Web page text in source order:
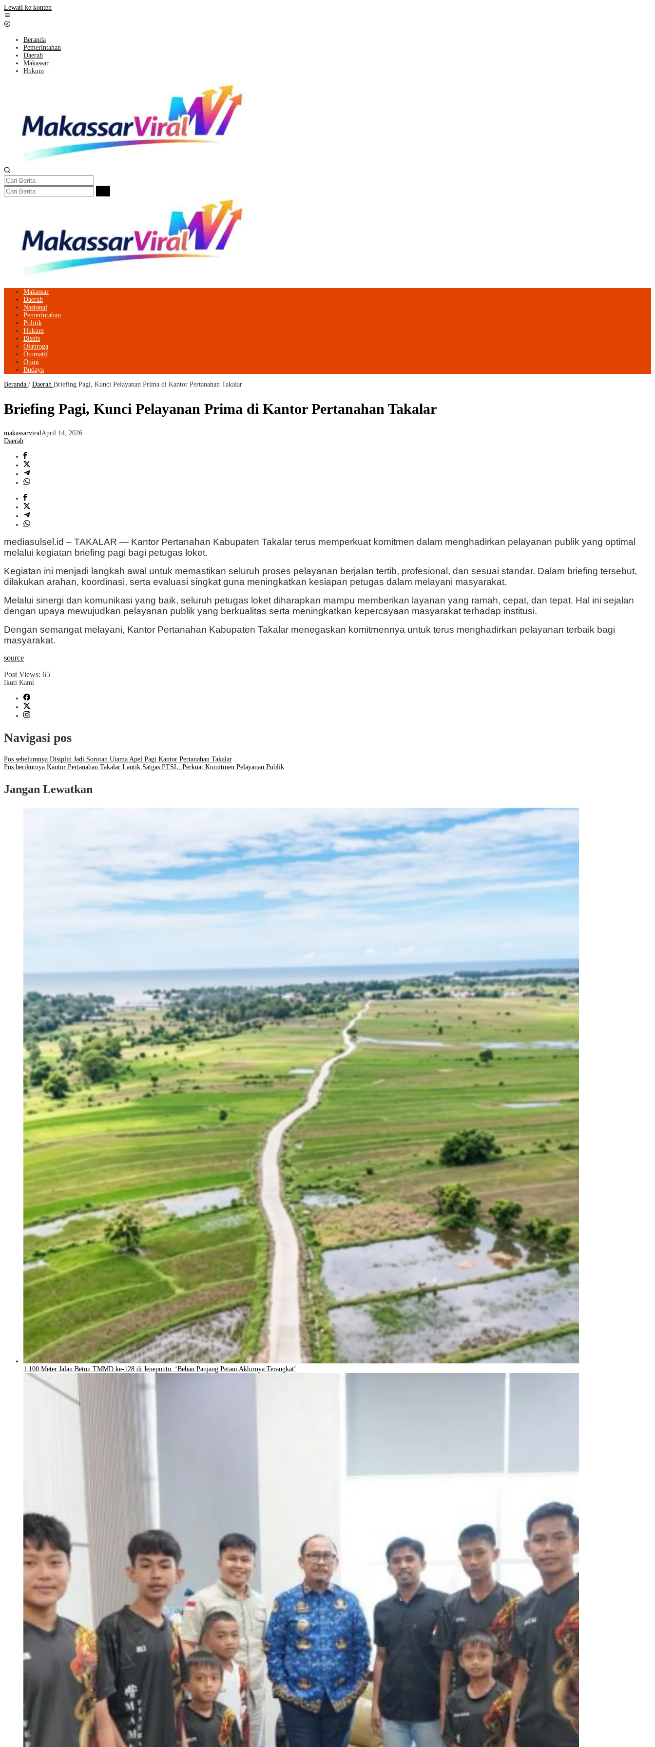
Lewati ke konten
Beranda
Pemerintahan
Daerah
Makassar
Hukum
Makassar
Daerah
Nasional
Pemerintahan
Politik
Hukum
Bisnis
Olahraga
Otomatif
Opini
Budaya
Beranda / Daerah Briefing Pagi, Kunci Pelayanan Prima di Kantor Pertanahan Takalar
Briefing Pagi, Kunci Pelayanan Prima di Kantor Pertanahan Takalar
makassarviralApril 14, 2026
Daerah
mediasulsel.id – TAKALAR — Kantor Pertanahan Kabupaten Takalar terus memperkuat komitmen dalam menghadirkan pelayanan publik yang optimal
melalui kegiatan briefing pagi bagi petugas loket.
Kegiatan ini menjadi langkah awal untuk memastikan seluruh proses pelayanan berjalan tertib, profesional, dan sesuai standar. Dalam briefing tersebut,
dilakukan arahan, koordinasi, serta evaluasi singkat guna meningkatkan kesiapan petugas dalam melayani masyarakat.
Melalui sinergi dan komunikasi yang baik, seluruh petugas loket diharapkan mampu memberikan layanan yang ramah, cepat, dan tepat. Hal ini sejalan
dengan upaya mewujudkan pelayanan publik yang berkualitas serta meningkatkan kepercayaan masyarakat terhadap institusi.
Dengan semangat melayani, Kantor Pertanahan Kabupaten Takalar menegaskan komitmennya untuk terus menghadirkan pelayanan terbaik bagi
masyarakat.
source
Post Views: 65
Ikuti Kami
Navigasi pos
Pos sebelumnya Disiplin Jadi Sorotan Utama Apel Pagi Kantor Pertanahan Takalar
Pos berikutnya Kantor Pertanahan Takalar Lantik Satgas PTSL, Perkuat Komitmen Pelayanan Publik
Jangan Lewatkan
1.100 Meter Jalan Beton TMMD ke-128 di Jeneponto: ‘Beban Panjang Petani Akhirnya Terangkat’